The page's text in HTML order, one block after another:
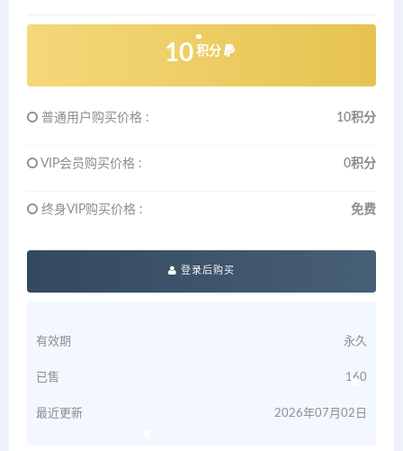
10 积分
普通用户购买价格 : 10积分
VIP会员购买价格 : 0积分
终身VIP购买价格 : 免费
登录后购买
有效期 永久
已售 160
最近更新 2026年07月02日